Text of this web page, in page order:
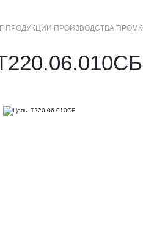
ПРОДУКЦИИ ПРОИЗВОДСТВА